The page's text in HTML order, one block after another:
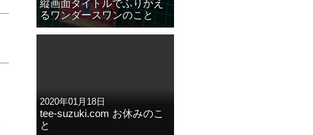
縦画面タイトルでふりかえ
るワンダースワンのこと
2020年01月18日
tee-suzuki.com お休みのこ
と